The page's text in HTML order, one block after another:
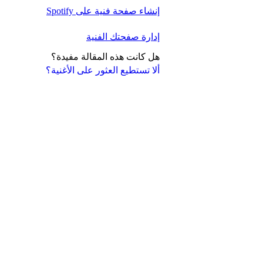
ألا تستطيع العثور على الأغنية؟
إنشاء صفحة فنية على Spotify
إدارة صفحتك الفنية
هل كانت هذه المقالة مفيدة؟